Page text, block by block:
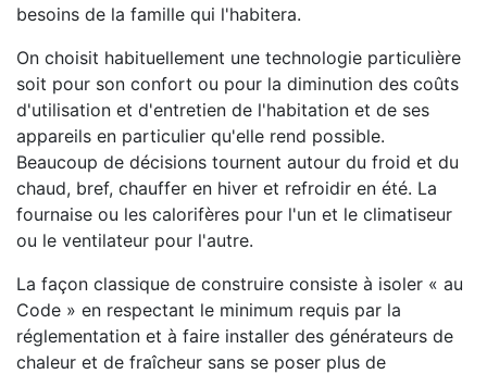
besoins de la famille qui l'habitera.
On choisit habituellement une technologie particulière
soit pour son confort ou pour la diminution des coûts
d'utilisation et d'entretien de l'habitation et de ses
appareils en particulier qu'elle rend possible.
Beaucoup de décisions tournent autour du froid et du
chaud, bref, chauffer en hiver et refroidir en été. La
fournaise ou les calorifères pour l'un et le climatiseur
ou le ventilateur pour l'autre.
La façon classique de construire consiste à isoler « au
Code » en respectant le minimum requis par la
réglementation et à faire installer des générateurs de
chaleur et de fraîcheur sans se poser plus de